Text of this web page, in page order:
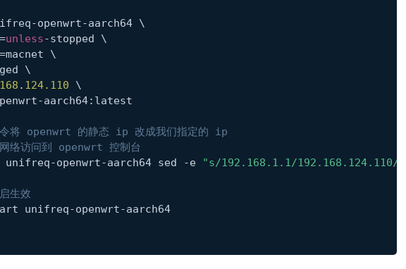
openwrt-aarch64 \
unless-stopped \
\
\
. 124.110 \
aarch64:latest
将 openwrt 的静态 ip 改成我们指定的 ip
络访问到 openwrt 控制台
unifreq-openwrt-aarch64 sed -e "s/192.168.1.1/192.168.124.110/"
生效
unifreq-openwrt-aarch64